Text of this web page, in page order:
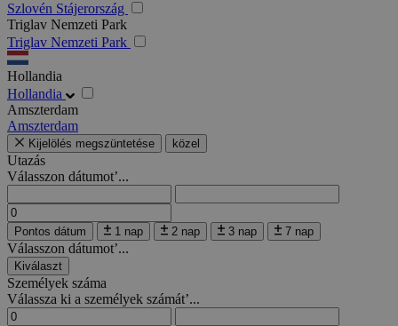
Szlovén Stájerország
Triglav Nemzeti Park
Triglav Nemzeti Park
Hollandia
Hollandia
Amszterdam
Amszterdam
Kijelölés megszüntetése közel
Utazás
Válasszon dátumot’...
Pontos dátum 1 nap 2 nap 3 nap 7 nap
Válasszon dátumot’...
Kiválaszt
Személyek száma
Válassza ki a személyek számát’...